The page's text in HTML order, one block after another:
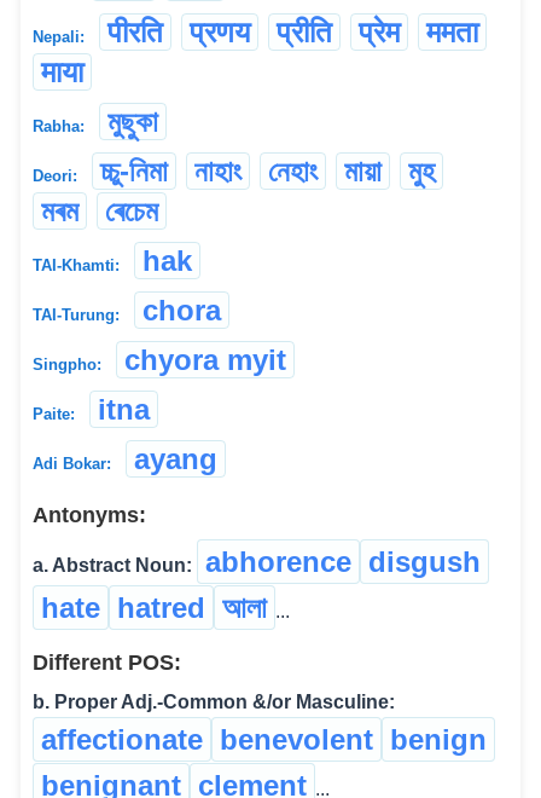
Nepali: पीरति प्रणय प्रीति प्रेम
ममता
माया
Rabha: মুছুকা
Deori: চ্চু-নিমা নাহাং নেহাং মায়া
মুহ
মৰম
ৰেচেম
TAI-Khamti: hak
TAI-Turung: chora
Singpho: chyora myit
Paite: itna
Adi Bokar: ayang
Antonyms:
a. Abstract Noun: abhorence disgush
hate hatred আলা ...
Different POS:
b. Proper Adj.-Common &/or Masculine:
affectionate benevolent benign
benignant clement ...